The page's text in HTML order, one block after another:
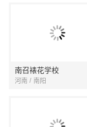
南召裱花学校
河南 / 南阳